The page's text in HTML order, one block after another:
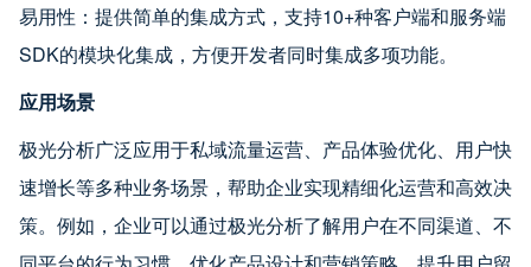
易用性：提供简单的集成方式，支持10+种客户端和服务端
SDK的模块化集成，方便开发者同时集成多项功能。
应用场景
极光分析广泛应用于私域流量运营、产品体验优化、用户快
速增长等多种业务场景，帮助企业实现精细化运营和高效决
策。例如，企业可以通过极光分析了解用户在不同渠道、不